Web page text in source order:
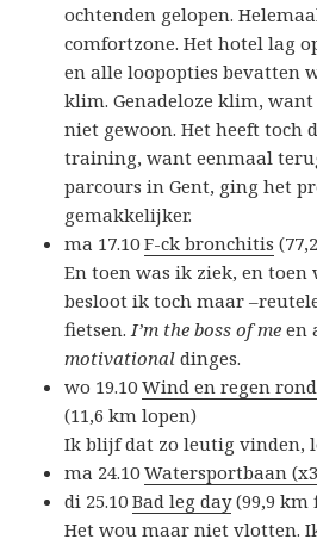
ochtenden gelopen.
comfortzone. Het hotel lag
en alle loopopties bevatten
klim. Genadeloze klim,
niet gewoon. Het heeft toch
training, want eenmaal
parcours in Gent, ging het
gemakkelijker.
ma 17.10F-ck bronchitis
En toen was ik ziek, en toen
besloot ik toch maar
fietsen. I’m the boss of me en
motivational dinges.
wo 19.10Wind en regen
(11,6 km lopen)
Ik blijf dat zo leutig vinden,
ma 24.10Watersportbaan
di 25.10Bad leg day(99,9 km
Het wou maar niet vlotten.